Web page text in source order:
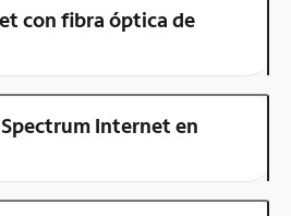
con fibra óptica de
Internet en